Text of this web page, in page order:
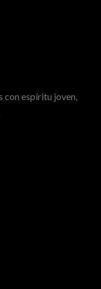
con espíritu joven,